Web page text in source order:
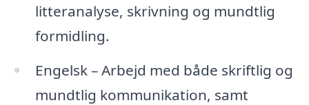
litteranalyse, skrivning og mundtlig
formidling.
Engelsk – Arbejd med både skriftlig og
mundtlig kommunikation, samt